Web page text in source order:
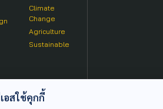
Climate
Change
Agriculture
Sustainable
อสใช้คุกกี้